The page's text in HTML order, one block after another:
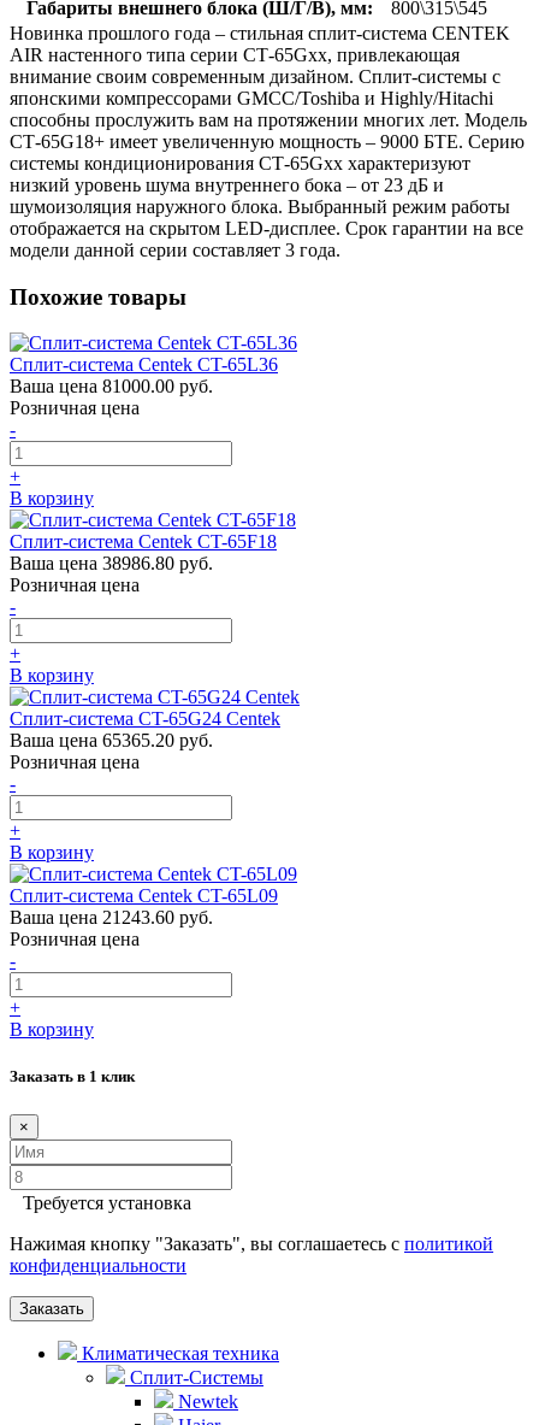
Габариты внешнего блока (Ш/Г/В), мм:
800\315\545
Новинка прошлого года – стильная сплит-система CENTEK
AIR настенного типа серии СТ-65Gxx, привлекающая
внимание своим современным дизайном. Сплит-системы с
японскими компрессорами GMCC/Toshiba и Highly/Hitachi
способны прослужить вам на протяжении многих лет. Модель
СТ-65G18+ имеет увеличенную мощность – 9000 БТЕ. Серию
системы кондиционирования СТ-65Gxx характеризуют
низкий уровень шума внутреннего бока – от 23 дБ и
шумоизоляция наружного блока. Выбранный режим работы
отображается на скрытом LED-дисплее. Срок гарантии на все
модели данной серии составляет 3 года.
Похожие товары
Сплит-система Centek CT-65L36
Ваша цена 81000.00 руб.
Розничная цена
-
+
В корзину
Сплит-система Centek CT-65F18
Ваша цена 38986.80 руб.
Розничная цена
-
+
В корзину
Сплит-система CT-65G24 Centek
Ваша цена 65365.20 руб.
Розничная цена
-
+
В корзину
Сплит-система Centek CT-65L09
Ваша цена 21243.60 руб.
Розничная цена
-
+
В корзину
Заказать в 1 клик
×
Требуется установка
Нажимая кнопку "Заказать", вы соглашаетесь с политикой
конфиденциальности
Заказать
Климатическая техника
Сплит-Системы
Newtek